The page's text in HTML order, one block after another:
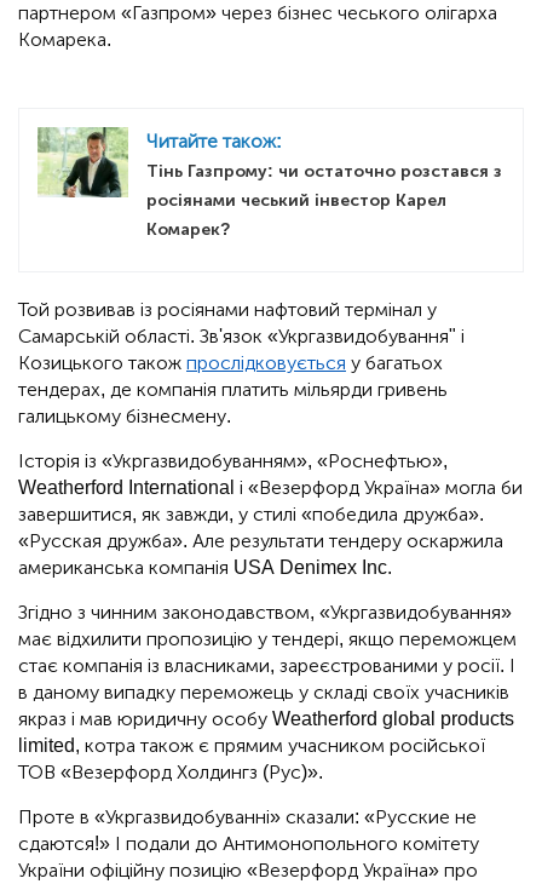
партнером «Газпром» через бізнес чеського олігарха
Комарека.
Читайте також:
Тінь Газпрому: чи остаточно розстався з
росіянами чеський інвестор Карел
Комарек?
Той розвивав із росіянами нафтовий термінал у
Самарській області. Зв'язок «Укргазвидобування" і
Козицького також прослідковується у багатьох
тендерах, де компанія платить мільярди гривень
галицькому бізнесмену.
Історія із «Укргазвидобуванням», «Роснефтью»,
Weatherford International і «Везерфорд Україна» могла би
завершитися, як завжди, у стилі «победила дружба».
«Русская дружба». Але результати тендеру оскаржила
американська компанія USA Denimex Inc.
Згідно з чинним законодавством, «Укргазвидобування»
має відхилити пропозицію у тендері, якщо переможцем
стає компанія із власниками, зареєстрованими у росії. І
в даному випадку переможець у складі своїх учасників
якраз і мав юридичну особу Weatherford global products
limited, котра також є прямим учасником російської
ТОВ «Везерфорд Холдингз (Рус)».
Проте в «Укргазвидобуванні» сказали: «Русские не
сдаются!» І подали до Антимонопольного комітету
України офіційну позицію «Везерфорд Україна» про